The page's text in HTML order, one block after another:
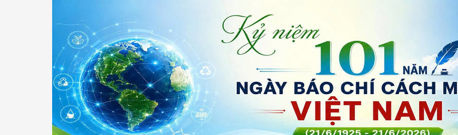
Gửi bình luận